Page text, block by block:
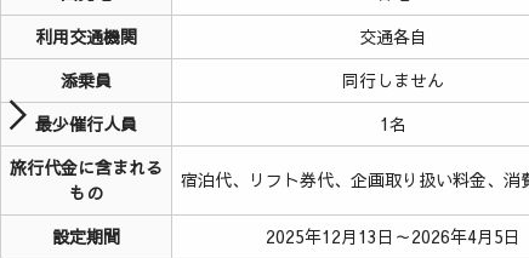
利用交通機関
交通各自
添乗員
同行しません
最少催行人員
1名
旅行代金に含まれる
もの
宿泊代、リフト券代、企画取り扱い料金、消
設定期間 2025年12月13日～2026年4月5日